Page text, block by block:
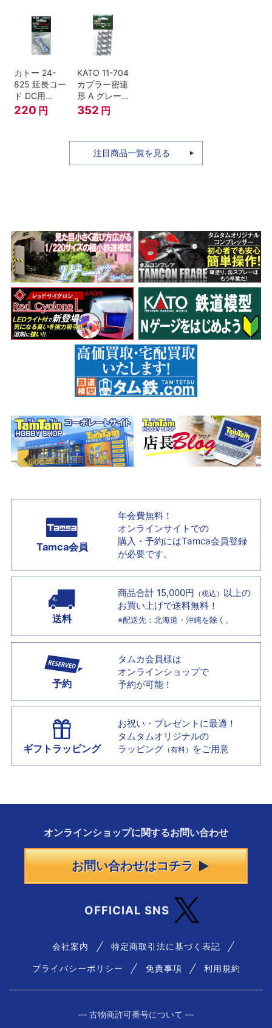
カトー 24-
825 延長コー
ド DC用
(90cm）
220 円
KATO 11-704
カプラー密連
形 A グレー
(20個入) (ア
ーノルドカプ
352 円
注目商品一覧を見る
Tamca会員
年会費無料！
オンラインサイトでの
購入・予約にはTamca会員登録
が必要です。
送料
商品合計 15,000円 （税込） 以上の
お買い上げで送料無料！
※配送先：北海道・沖縄を除く。
予約
タムカ会員様は
オンラインショップで
予約が可能！
ギフトラッピング
お祝い・プレゼントに最適！
タムタムオリジナルの
ラッピング （有料） をご用意
オンラインショップに関するお問い合わせ
お問い合わせはコチラ
OFFICIAL SNS
会社案内 特定商取引法に基づく表記
プライバシーポリシー 免責事項 利用規約
― 古物商許可番号について ―